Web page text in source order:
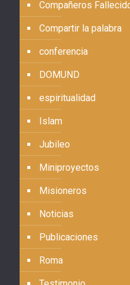
Compañeros
Compartir la palabra
conferencia
DOMUND
espiritualidad
Islam
Jubileo
Miniproyectos
Misioneros
Noticias
Publicaciones
Roma